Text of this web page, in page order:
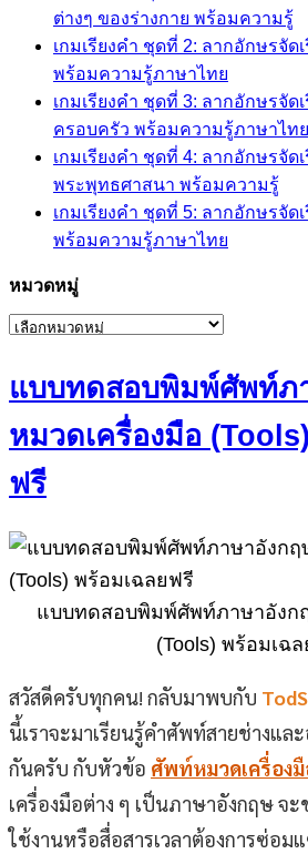
ต่างๆ ของร่างกาย พร้อมความรู้
เกมเรียงคำ ชุดที่ 2: ลากอักษรจั
พร้อมความรู้ภาษาไทย
เกมเรียงคำ ชุดที่ 3: ลากอักษรจัด
ครอบครัว พร้อมความรู้ภาษาไทย
เกมเรียงคำ ชุดที่ 4: ลากอักษรจั
พระพุทธศาสนา พร้อมความรู้
เกมเรียงคำ ชุดที่ 5: ลากอักษรจั
พร้อมความรู้ภาษาไทย
หมวดหมู่
หมวด
แบบทดสอบพิมพ์ศัพท์ภ
หมวดเครื่องมือ
ฟรี
แบบทดสอบพิมพ์ศัพท์ภาษาอังก
(Tools) พร้อมเฉ
สวัสดีครับทุกคน! กลับมาพบกับ
นี้เราจะมาเรียนรู้คำศัพท์สายช่างแ
กันครับ กับหัวข้อ ศัพท์หมวดเครื่อง
เครื่องมือต่าง ๆ เป็นภาษาอังกฤษ จะ
ใช้งานหรือสื่อสารเวลาต้องการซ่อม